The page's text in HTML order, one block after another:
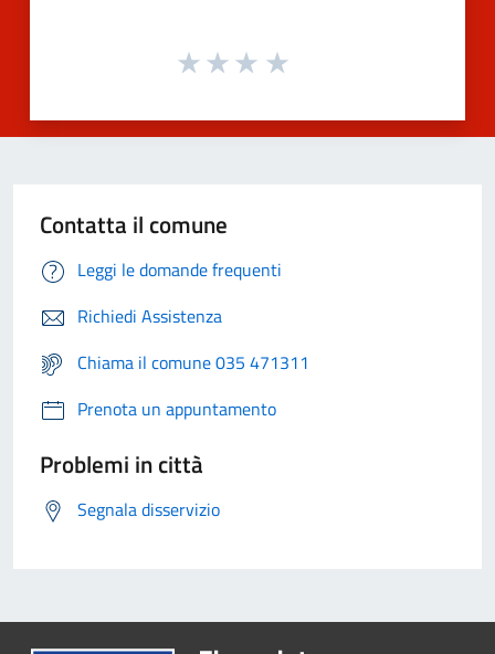
Contatta il comune
Leggi le domande frequenti
Richiedi Assistenza
Chiama il comune 035 471311
Prenota un appuntamento
Problemi in città
Segnala disservizio